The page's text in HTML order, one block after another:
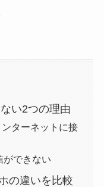
い2つの理由
ターネットに接
できない
の違いを比較